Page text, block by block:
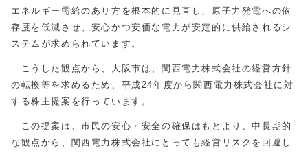
エネルギー需給のあり方を根本的に見直し、原子力発電への依
存度を低減させ、安心かつ安価な電力が安定的に供給されるシ
ステムが求められています。
こうした観点から、大阪市は、関西電力株式会社の経営方針
の転換等を求めるため、平成24年度から関西電力株式会社に対
する株主提案を行っています。
この提案は、市民の安心・安全の確保はもとより、中長期的
な観点から、関西電力株式会社にとっても経営リスクを回避し